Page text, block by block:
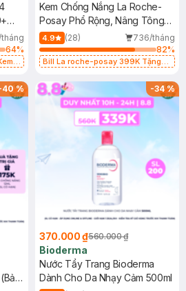
64%
Kem Chống Nắng La Roche-
Posay Phổ Rộng, Nâng Tông
Kiềm Dầu 50ml
4.9 (28)
736/tháng
82%
Bill La roche-posay 399K Tặng
(SL có hạn)
40% -34%
370.000 ₫560.000 ₫
Bioderma
Nước Tẩy Trang Bioderma
Dành Cho Da Nhạy Cảm 500ml